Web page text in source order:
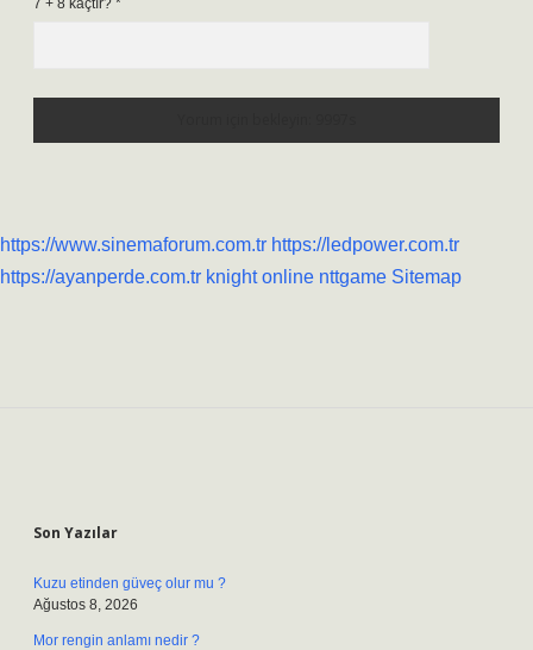
7 + 8 kaçtır? *
https://www.sinemaforum.com.tr https://ledpower.com.tr
https://ayanperde.com.tr knight online nttgame Sitemap
Son Yazılar
Kuzu etinden güveç olur mu ?
Ağustos 8, 2026
Mor rengin anlamı nedir ?